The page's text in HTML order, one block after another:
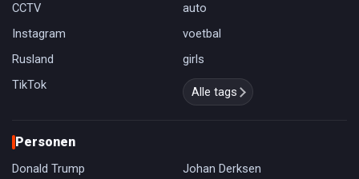
CCTV
auto
Instagram
voetbal
Rusland
girls
TikTok
Alle tags
Personen
Donald Trump
Johan Derksen